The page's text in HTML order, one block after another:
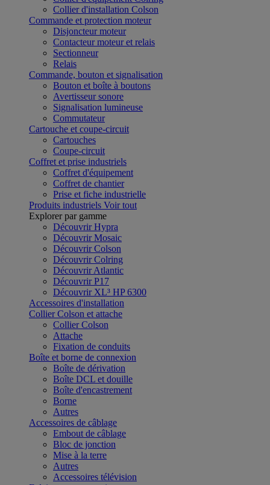
Collier d'installation Colson
Commande et protection moteur
Disjoncteur moteur
Contacteur moteur et relais
Sectionneur
Relais
Commande, bouton et signalisation
Bouton et boîte à boutons
Avertisseur sonore
Signalisation lumineuse
Commutateur
Cartouche et coupe-circuit
Cartouches
Coupe-circuit
Coffret et prise industriels
Coffret d'équipement
Coffret de chantier
Prise et fiche industrielle
Produits industriels Voir tout
Explorer par gamme
Découvrir Hypra
Découvrir Mosaic
Découvrir Colson
Découvrir Colring
Découvrir Atlantic
Découvrir P17
Découvrir XL³ HP 6300
Accessoires d'installation
Collier Colson et attache
Collier Colson
Attache
Fixation de conduits
Boîte et borne de connexion
Boîte de dérivation
Boîte DCL et douille
Boîte d'encastrement
Borne
Autres
Accessoires de câblage
Embout de câblage
Bloc de jonction
Mise à la terre
Autres
Accessoires télévision